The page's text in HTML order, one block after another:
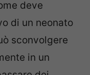
deve
di un neonato
sconvolgere
in un